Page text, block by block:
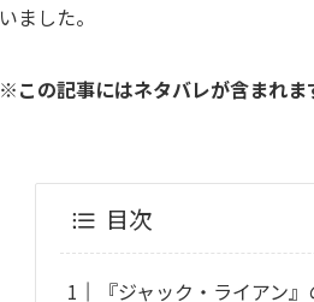
いました。
※この記事にはネタバレが含まれま
目次
『ジャック・ライアン